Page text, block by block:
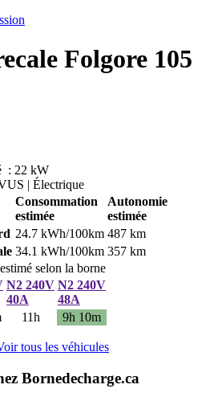
Folgore 105
: 22 kW
| Électrique
Consommation
estimée
Autonomie
estimée
24.7 kWh/100km 487 km
34.1 kWh/100km 357 km
selon la borne
N2 240V
40A
N2 240V
48A
11h 9h 10m
tous les véhicules
Bornedecharge.ca